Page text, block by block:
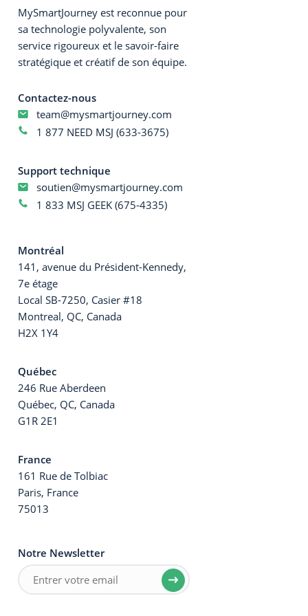
MySmartJourney est reconnue pour
sa technologie polyvalente, son
service rigoureux et le savoir-faire
stratégique et créatif de son équipe.
Contactez-nous
team@mysmartjourney.com
1 877 NEED MSJ (633-3675)
Support technique
soutien@mysmartjourney.com
1 833 MSJ GEEK (675-4335)
Montréal
141, avenue du Président-Kennedy,
7e étage
Local SB-7250, Casier #18
Montreal, QC, Canada
H2X 1Y4
Québec
246 Rue Aberdeen
Québec, QC, Canada
G1R 2E1
France
161 Rue de Tolbiac
Paris, France
75013
Notre Newsletter